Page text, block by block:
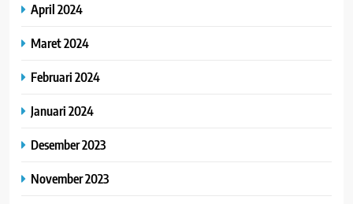
April 2024
Maret 2024
Februari 2024
Januari 2024
Desember 2023
November 2023